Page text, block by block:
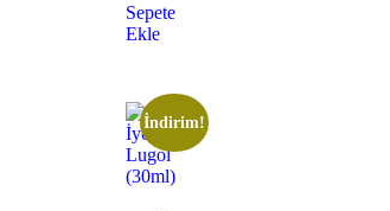
Sepete
Ekle
İndirim!